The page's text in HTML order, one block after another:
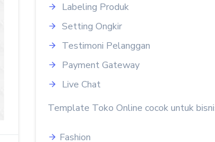
Labeling Produk
Setting Ongkir
Testimoni Pelanggan
Payment Gateway
Live Chat
Template Toko Online cocok untuk
Fashion